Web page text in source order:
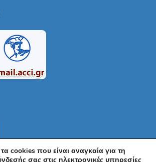
cookies που είναι αναγκαία για τη
σας στις ηλεκτρονικές υπηρεσίες